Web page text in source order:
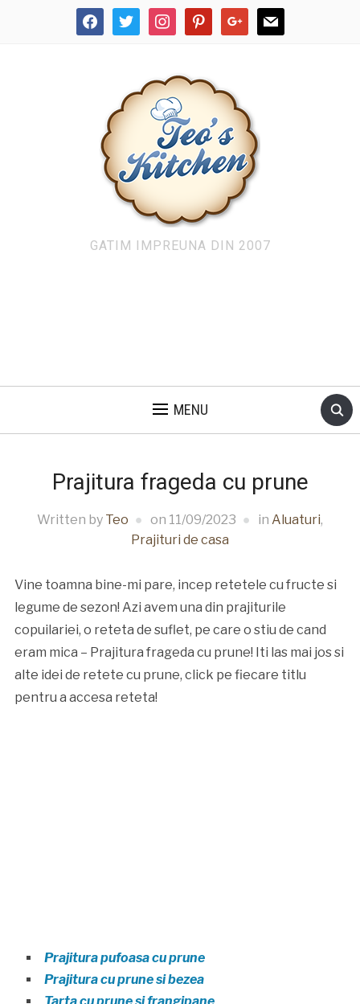
facebooktwitter instagrampinterestgoogle mail
GATIM IMPREUNA DIN 2007
MENU
Prajitura frageda cu prune
Written by Teo on 11/09/2023 in Aluaturi,
Prajituri de casa
Vine toamna bine-mi pare, incep retetele cu fructe si
legume de sezon! Azi avem una din prajiturile
copuilariei, o reteta de suflet, pe care o stiu de cand
eram mica – Prajitura frageda cu prune! Iti las mai jos si
alte idei de retete cu prune, click pe fiecare titlu
pentru a accesa reteta!
Prajitura pufoasa cu prune
Prajitura cu prune si bezea